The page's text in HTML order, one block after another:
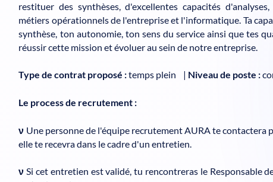
restituer des synthèses, d'excellentes capacités
métiers opérationnels de l'entreprise et l'informatique. Ta
synthèse, ton autonomie, ton sens du service ainsi que tes
réussir cette mission et évoluer au sein de notre entreprise.
Type de contrat proposé :temps plein | Niveau de poste :
Le process de recrutement :
ν Une personne de l'équipe recrutement AURA te contactera
elle te recevra dans le cadre d'un entretien.
νSi cet entretien est validé, tu rencontreras le Responsable